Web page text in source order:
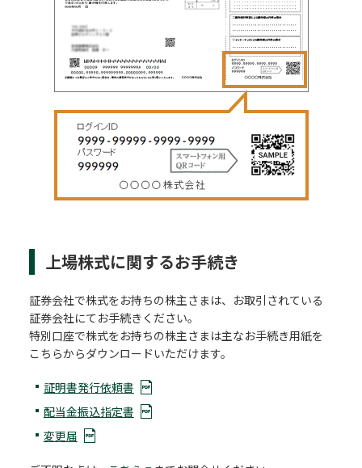
上場株式に関するお手続き
証券会社で株式をお持ちの株主さまは、お取引されている
証券会社にてお手続きください。
特別口座で株式をお持ちの株主さまは主なお手続き用紙を
こちらからダウンロードいただけます。
証明書発行依頼書
配当金振込指定書
変更届